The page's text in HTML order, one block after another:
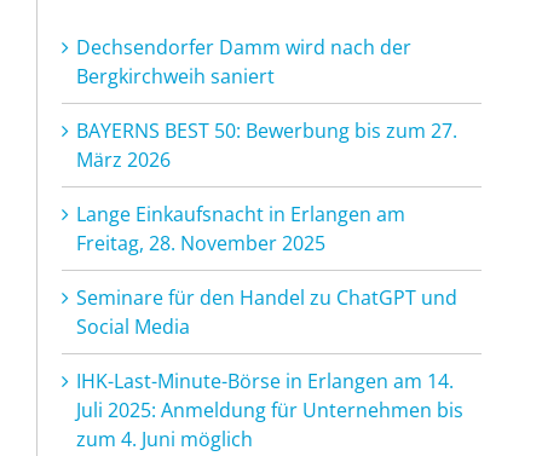
Dechsendorfer Damm wird nach der
Bergkirchweih saniert
BAYERNS BEST 50: Bewerbung bis zum 27.
März 2026
Lange Einkaufsnacht in Erlangen am
Freitag, 28. November 2025
Seminare für den Handel zu ChatGPT und
Social Media
IHK-Last-Minute-Börse in Erlangen am 14.
Juli 2025: Anmeldung für Unternehmen bis
zum 4. Juni möglich